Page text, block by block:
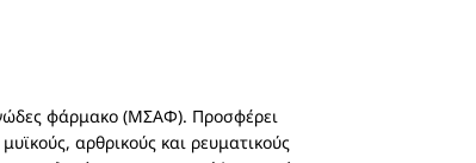
φάρμακο (ΜΣΑΦ). Προσφέρει
αρθρικούς και ρευματικούς